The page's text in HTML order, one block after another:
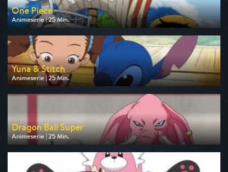
One Piece
Animeserie | 25 Min.
Ausgestrahlt von Pro 7 Maxx
am 10.08.2026, 18:05
Yuna & Stitch
Animeserie | 25 Min.
Ausgestrahlt von Disney Channel
am 10.08.2026, 16:20
Dragon Ball Super
Animeserie | 25 Min.
Ausgestrahlt von Pro 7 Maxx
am 10.08.2026, 17:10